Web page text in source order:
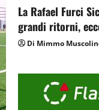
La Rafael Furci
grandi ritorni,
Di Mimmo